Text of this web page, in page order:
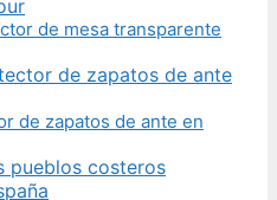
de mesa transparente
de zapatos de ante en